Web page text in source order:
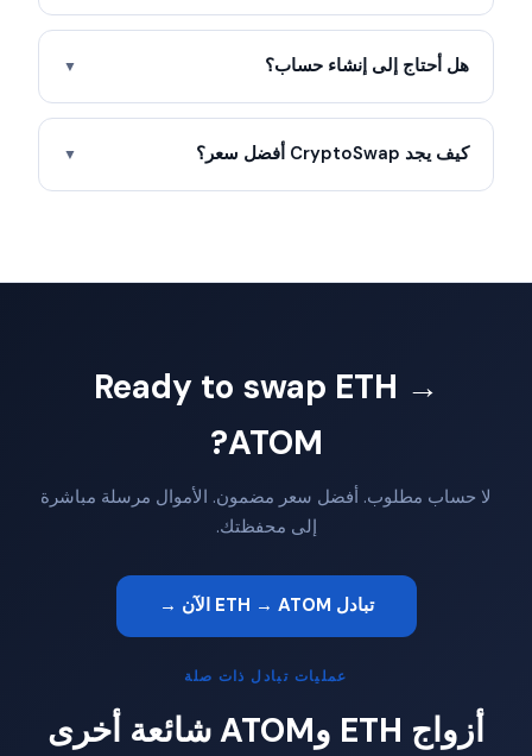
هل أحتاج إلى إنشاء حساب؟ ▼
كيف يجد CryptoSwap أفضل سعر؟ ▼
Ready to swap ETH →
ATOM?
لا حساب مطلوب. أفضل سعر مضمون. الأموال مرسلة مباشرة
إلى محفظتك.
تبادل ETH → ATOM الآن →
عمليات تبادل ذات صلة
أزواج ETH وATOM شائعة أخرى